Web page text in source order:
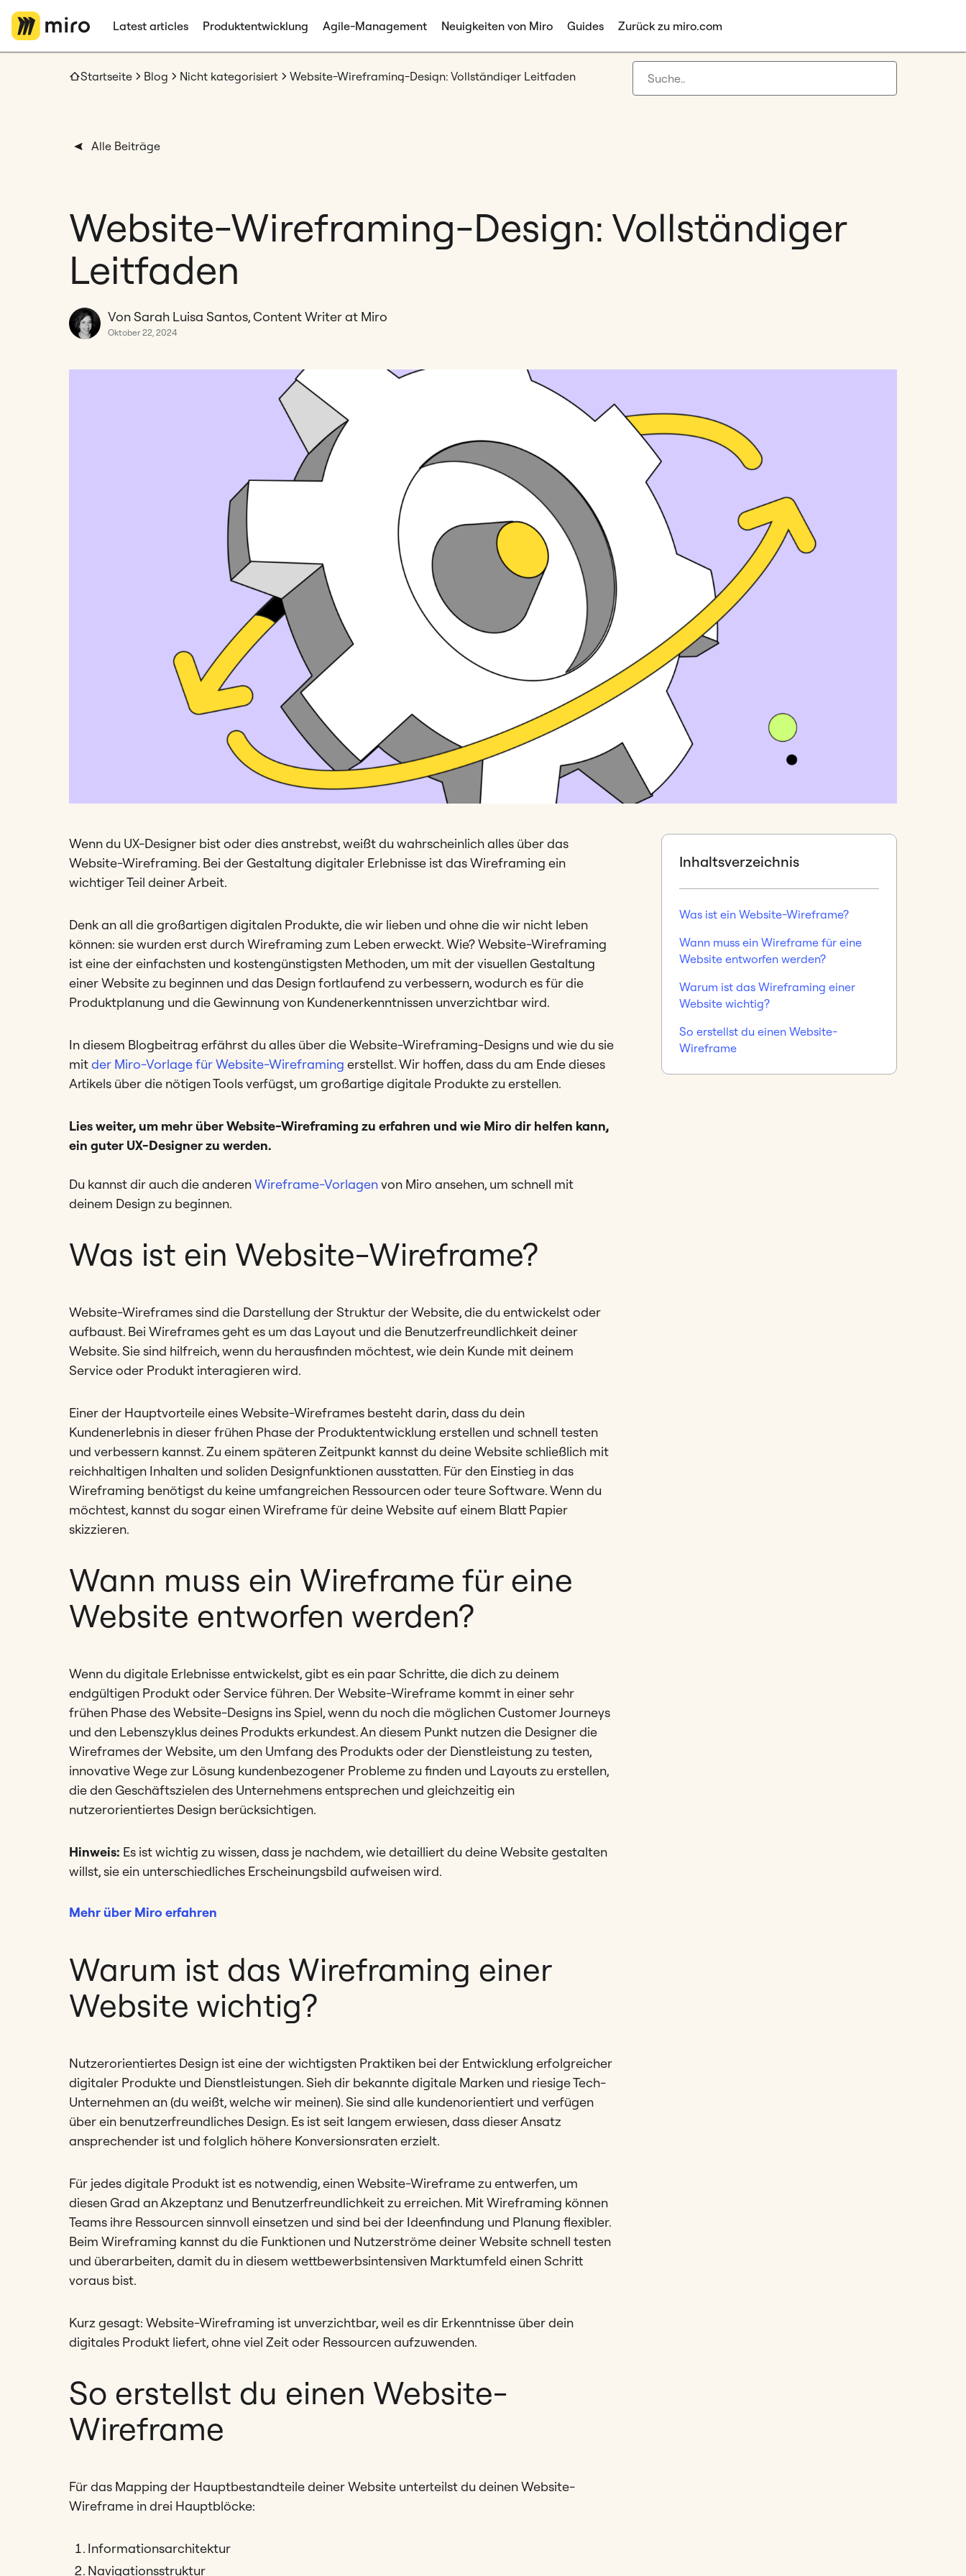
Latest articles Produktentwicklung Agile-Management Neuigkeiten von Miro Guides Zurück zu miro.com
Startseite Blog Nicht kategorisiert Website-Wireframing-Design: Vollständiger Leitfaden
Alle Beiträge
Website-Wireframing-Design: Vollständiger
Leitfaden
Von Sarah Luisa Santos, Content Writer at Miro
Oktober 22, 2024
Wenn du UX-Designer bist oder dies anstrebst, weißt du wahrscheinlich alles über das
Website-Wireframing. Bei der Gestaltung digitaler Erlebnisse ist das Wireframing ein
wichtiger Teil deiner Arbeit.
Denk an all die großartigen digitalen Produkte, die wir lieben und ohne die wir nicht leben
können: sie wurden erst durch Wireframing zum Leben erweckt. Wie? Website-Wireframing
ist eine der einfachsten und kostengünstigsten Methoden, um mit der visuellen Gestaltung
einer Website zu beginnen und das Design fortlaufend zu verbessern, wodurch es für die
Produktplanung und die Gewinnung von Kundenerkenntnissen unverzichtbar wird.
In diesem Blogbeitrag erfährst du alles über die Website-Wireframing-Designs und wie du sie
mitder Miro-Vorlage für Website-Wireframing erstellst. Wir hoffen, dass du am Ende dieses
Artikels über die nötigen Tools verfügst, um großartige digitale Produkte zu erstellen.
Lies weiter, um mehr über Website-Wireframing zu erfahren und wie Miro dir helfen kann,
ein guter UX-Designer zu werden.
Du kannst dir auch die anderenWireframe-Vorlagenvon Miro ansehen, um schnell mit
deinem Design zu beginnen.
Was ist ein Website-Wireframe?
Website-Wireframes sind die Darstellung der Struktur der Website, die du entwickelst oder
aufbaust. Bei Wireframes geht es um das Layout und die Benutzerfreundlichkeit deiner
Website. Sie sind hilfreich, wenn du herausfinden möchtest, wie dein Kunde mit deinem
Service oder Produkt interagieren wird.
Einer der Hauptvorteile eines Website-Wireframes besteht darin, dass du dein
Kundenerlebnis in dieser frühen Phase der Produktentwicklung erstellen und schnell testen
und verbessern kannst. Zu einem späteren Zeitpunkt kannst du deine Website schließlich mit
reichhaltigen Inhalten und soliden Designfunktionen ausstatten. Für den Einstieg in das
Wireframing benötigst du keine umfangreichen Ressourcen oder teure Software. Wenn du
möchtest, kannst du sogar einen Wireframe für deine Website auf einem Blatt Papier
skizzieren.
Wann muss ein Wireframe für eine
Website entworfen werden?
Wenn du digitale Erlebnisse entwickelst, gibt es ein paar Schritte, die dich zu deinem
endgültigen Produkt oder Service führen. Der Website-Wireframe kommt in einer sehr
frühen Phase des Website-Designs ins Spiel, wenn du noch die möglichen Customer Journeys
und den Lebenszyklus deines Produkts erkundest. An diesem Punkt nutzen die Designer die
Wireframes der Website, um den Umfang des Produkts oder der Dienstleistung zu testen,
innovative Wege zur Lösung kundenbezogener Probleme zu finden und Layouts zu erstellen,
die den Geschäftszielen des Unternehmens entsprechen und gleichzeitig ein
nutzerorientiertes Design berücksichtigen.
Hinweis: Es ist wichtig zu wissen, dass je nachdem, wie detailliert du deine Website gestalten
willst, sie ein unterschiedliches Erscheinungsbild aufweisen wird.
Mehr über Miro erfahren
Warum ist das Wireframing einer
Website wichtig?
Nutzerorientiertes Design ist eine der wichtigsten Praktiken bei der Entwicklung erfolgreicher
digitaler Produkte und Dienstleistungen. Sieh dir bekannte digitale Marken und riesige Tech-
Unternehmen an (du weißt, welche wir meinen). Sie sind alle kundenorientiert und verfügen
über ein benutzerfreundliches Design. Es ist seit langem erwiesen, dass dieser Ansatz
ansprechender ist und folglich höhere Konversionsraten erzielt.
Für jedes digitale Produkt ist es notwendig, einen Website-Wireframe zu entwerfen, um
diesen Grad an Akzeptanz und Benutzerfreundlichkeit zu erreichen. Mit Wireframing können
Teams ihre Ressourcen sinnvoll einsetzen und sind bei der Ideenfindung und Planung flexibler.
Beim Wireframing kannst du die Funktionen und Nutzerströme deiner Website schnell testen
und überarbeiten, damit du in diesem wettbewerbsintensiven Marktumfeld einen Schritt
voraus bist.
Kurz gesagt: Website-Wireframing ist unverzichtbar, weil es dir Erkenntnisse über dein
digitales Produkt liefert, ohne viel Zeit oder Ressourcen aufzuwenden.
So erstellst du einen Website-
Wireframe
Für das Mapping der Hauptbestandteile deiner Website unterteilst du deinen Website-
Wireframe in drei Hauptblöcke:
Informationsarchitektur
Navigationsstruktur
Inhaltsverzeichnis
Was ist ein Website-Wireframe?
Wann muss ein Wireframe für eine
Website entworfen werden?
Warum ist das Wireframing einer
Website wichtig?
So erstellst du einen Website-
Wireframe